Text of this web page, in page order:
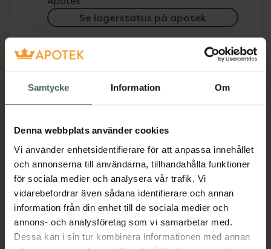
Samtycke Information Om
Denna webbplats använder cookies
Vi använder enhetsidentifierare för att anpassa innehållet
och annonserna till användarna, tillhandahålla funktioner
för sociala medier och analysera vår trafik. Vi
vidarebefordrar även sådana identifierare och annan
information från din enhet till de sociala medier och
annons- och analysföretag som vi samarbetar med.
Dessa kan i sin tur kombinera informationen med annan
Se lagerstatus på apotek
Få mejl när varan finns i lager online
Spara
Aktuella erbjudanden
Beskrivning Dölj